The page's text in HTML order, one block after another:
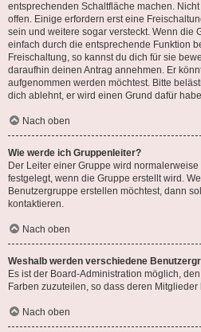
entsprechenden Schaltfläche machen.
offen. Einige erfordern erst eine
sein und weitere sogar versteckt. Wenn die
einfach durch die entsprechende Funktion
Freischaltung, so kannst du dich für sie
daraufhin deinen Antrag annehmen. Er
aufgenommen werden möchtest. Bitte
dich ablehnt, er wird einen Grund dafür
Nach oben
Wie werde ich Gruppenleiter?
Der Leiter einer Gruppe wird
festgelegt, wenn die Gruppe erstellt wird.
Benutzergruppe erstellen möchtest, dann
kontaktieren.
Nach oben
Weshalb werden verschiedene
Es ist der Board-Administration möglich,
Farben zuzuteilen, so dass deren
Nach oben